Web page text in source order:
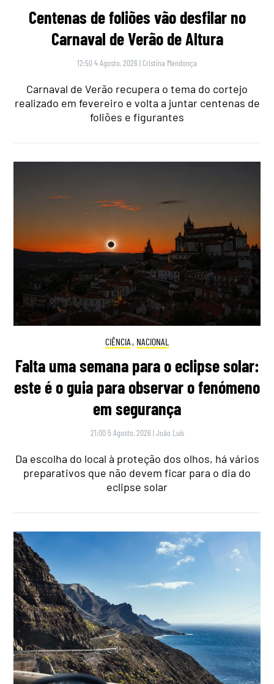
Centenas de foliões vão desfilar no
Carnaval de Verão de Altura
12:50 4 Agosto, 2026 | Cristina Mendonça
Carnaval de Verão recupera o tema do cortejo
realizado em fevereiro e volta a juntar centenas de
foliões e figurantes
CIÊNCIA , NACIONAL
Falta uma semana para o eclipse solar:
este é o guia para observar o fenómeno
em segurança
21:00 5 Agosto, 2026 |João Luís
Da escolha do local à proteção dos olhos, há vários
preparativos que não devem ficar para o dia do
eclipse solar